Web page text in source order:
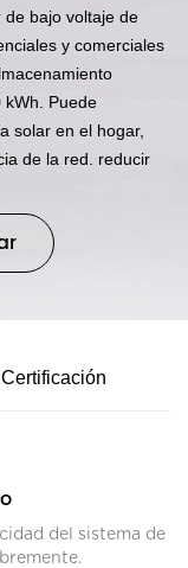
bajo voltaje de
y comerciales
kWh. Puede
solar en el hogar,
de la red. reducir
Certificación
del sistema de